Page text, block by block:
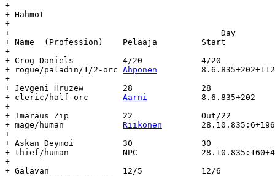
+
+ Hahmot
+
+					    Day				Age
+ Name	(Profession)	Pelaaja		Start		End		(days)
+
+ Crog Daniels		4/20		4/20
Ahponen
+
+ Jevgeni Hruzew	28		28
Aarni
+
+ Imaraus Zip		22		Out/22
Riikonen
+
+ Askan Deymoi		30		30
+ thief/human		NPC		28.10.835:160+42-		-
+
+ Galavan		12/5		12/6